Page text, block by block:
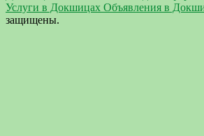
Услуги в Докшицах Объявления в
защищены.